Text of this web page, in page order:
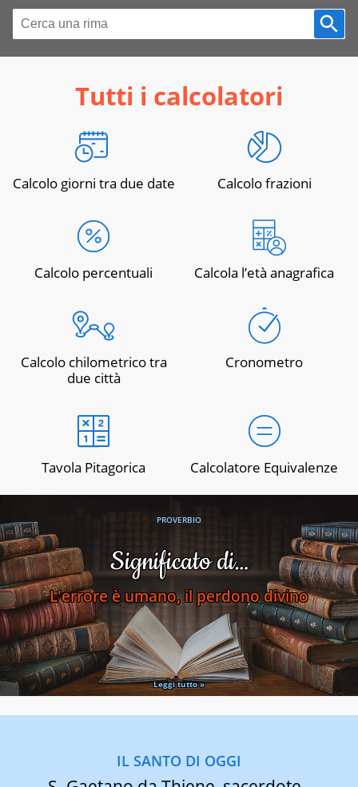
Tutti i calcolatori
Calcolo giorni tra due date Calcolo frazioni
Calcolo percentuali Calcola l’età anagrafica
Calcolo chilometrico tra
due città
Cronometro
Tavola Pitagorica Calcolatore Equivalenze
PROVERBIO
Significato di…
L'errore è umano, il perdono divino
Leggi tutto »
IL SANTO DI OGGI